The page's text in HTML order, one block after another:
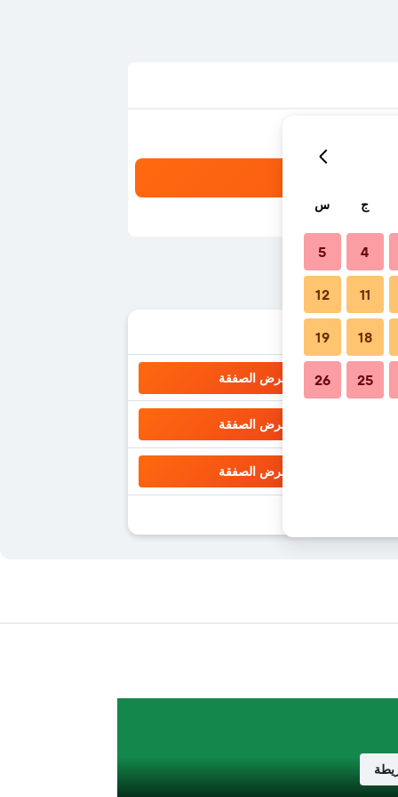
عرض الصفقة
عرض الصفقة
عرض الصفقة
ج س
4
5
11
12
18
19
25
26